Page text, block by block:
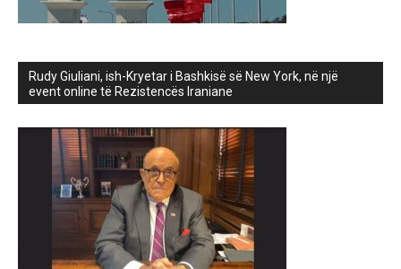
Rudy Giuliani, ish-Kryetar i Bashkisë së New York, në një
event online të Rezistencës Iraniane